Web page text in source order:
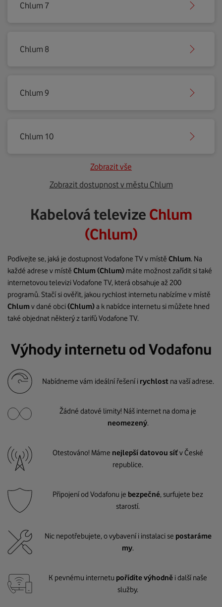
Chlum 7
Chlum 8
Chlum 9
Chlum 10
Zobrazit vše
Zobrazit dostupnost v městu Chlum
Kabelová televize Chlum
(Chlum)
Podívejte se, jaká je dostupnost Vodafone TV v místě Chlum. Na
každé adrese v místě Chlum(Chlum) máte možnost zařídit si také
internetovou televizi Vodafone TV, která obsahuje až 200
programů. Stačí si ověřit, jakou rychlost internetu nabízíme v místě
Chlumv dané obci(Chlum)a k nabídce internetu si můžete hned
také objednat některý z tarifů Vodafone TV.
Výhody internetu od Vodafonu
Nabídneme vám ideální řešení i rychlost na vaší adrese.
Žádné datové limity! Náš internet na doma je
neomezený.
Otestováno! Máme nejlepší datovou síťv České
republice.
Připojení od Vodafonu je bezpečné, surfujete bez
starostí.
Nic nepotřebujete, o vybavení i instalaci se postaráme
my.
K pevnému internetu pořídíte výhodně i další naše
služby.